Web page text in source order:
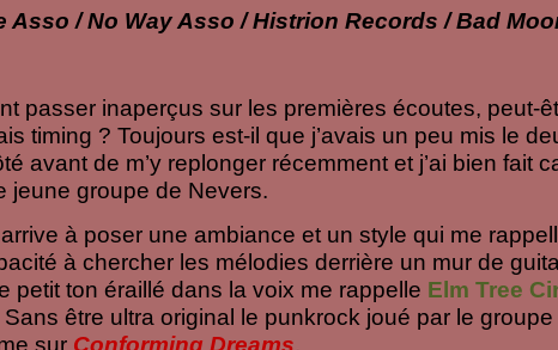
Asso / No Way Asso / Histrion Records / Bad
passer inaperçus sur les premières écoutes, peut-
timing ? Toujours est-il que j’avais un peu mis le
avant de m’y replonger récemment et j’ai bien fait
jeune groupe de Nevers.
arrive à poser une ambiance et un style qui me
à chercher les mélodies derrière un mur de
petit ton éraillé dans la voix me rappelle Elm Tree
être ultra original le punkrock joué par le
sur Conforming Dreams.